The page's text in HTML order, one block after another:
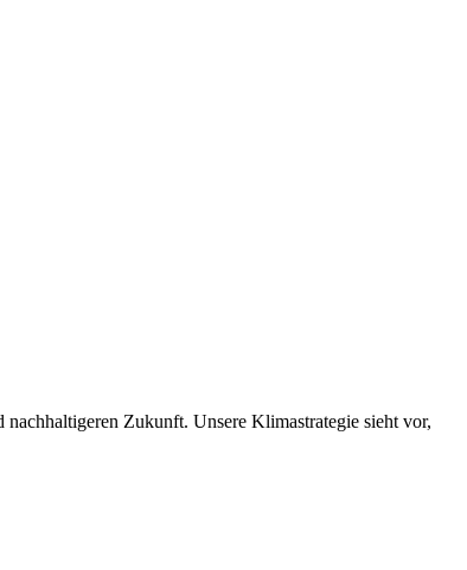
Zukunft. Unsere Klimastrategie sieht vor,